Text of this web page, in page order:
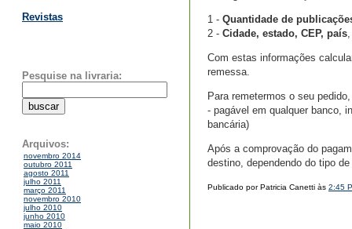
Revistas
Pesquise na livraria:
Arquivos:
novembro 2014
outubro 2011
agosto 2011
julho 2011
março 2011
novembro 2010
julho 2010
junho 2010
maio 2010
1 - Quantidade de
2 - Cidade, estado, CEP, país
Com estas informações
remessa.
Para remetermos o seu
- pagável em qualquer banco,
bancária)
Após a comprovação do
destino, dependendo do tipo
Publicado por Patricia Canetti às 2:45